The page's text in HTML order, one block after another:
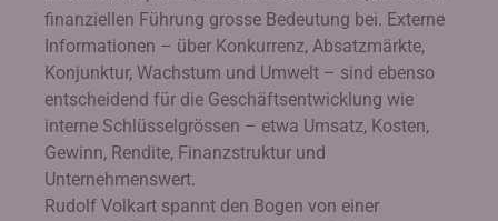
finanziellen Führung grosse Bedeutung bei. Externe
Informationen – über Konkurrenz, Absatzmärkte,
Konjunktur, Wachstum und Umwelt – sind ebenso
entscheidend für die Geschäftsentwicklung wie
interne Schlüsselgrössen – etwa Umsatz, Kosten,
Gewinn, Rendite, Finanzstruktur und
Unternehmenswert.
Rudolf Volkart spannt den Bogen von einer